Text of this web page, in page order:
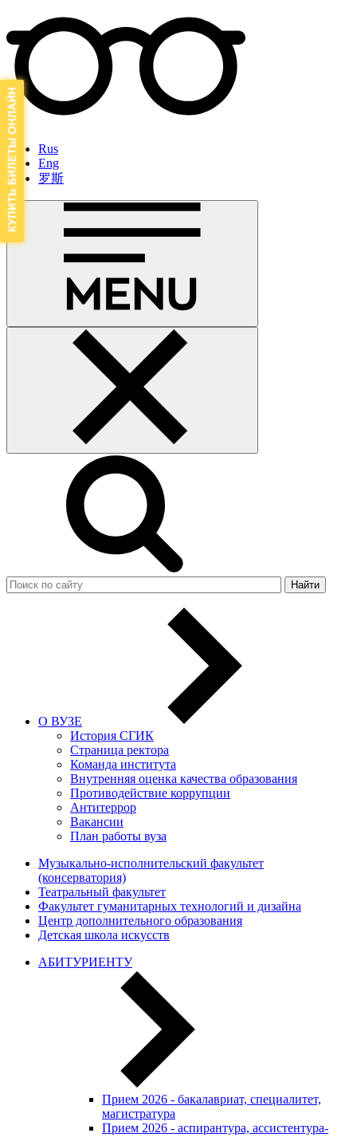
Rus
Eng
罗斯
Найти
О ВУЗЕ
История СГИК
Страница ректора
Команда института
Внутренняя оценка качества образования
Противодействие коррупции
Антитеррор
Вакансии
План работы вуза
Музыкально-исполнительский факультет
(консерватория)
Театральный факультет
Факультет гуманитарных технологий и дизайна
Центр дополнительного образования
Детская школа искусств
АБИТУРИЕНТУ
Прием 2026 - бакалавриат, специалитет,
магистратура
Прием 2026 - аспирантура, ассистентура-